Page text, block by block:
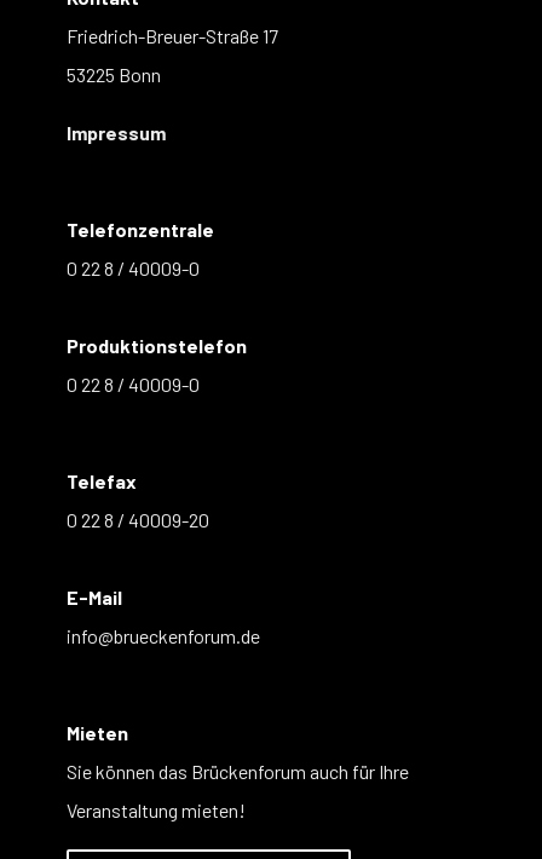
Friedrich-Breuer-Straße 17
53225 Bonn
Impressum
Telefonzentrale
0 22 8 / 40009-0
Produktionstelefon
0 22 8 / 40009-0
Telefax
0 22 8 / 40009-20
E-Mail
info@brueckenforum.de
Mieten
Sie können das Brückenforum auch für Ihre
Veranstaltung mieten!